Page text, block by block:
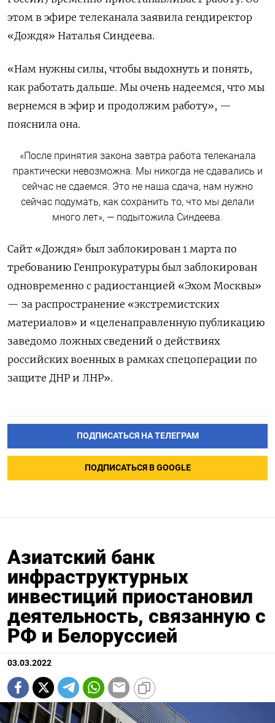
этом в эфире телеканала заявила гендиректор
«Дождя» Наталья Синдеева.
«Нам нужны силы, чтобы выдохнуть и понять,
как работать дальше. Мы очень надеемся, что мы
вернемся в эфир и продолжим работу», —
пояснила она.
«После принятия закона завтра работа телеканала
практически невозможна. Мы никогда не сдавались и
сейчас не сдаемся. Это не наша сдача, нам нужно
сейчас подумать, как сохранить то, что мы делали
много лет», — подытожила Синдеева.
Сайт «Дождя» был заблокирован 1 марта по
требованию Генпрокуратуры был заблокирован
одновременно с радиостанцией «Эхом Москвы»
— за распространение «экстремистских
материалов» и «целенаправленную публикацию
заведомо ложных сведений о действиях
российских военных в рамках спецоперации по
защите ДНР и ЛНР».
ПОДПИСАТЬСЯ НА ТЕЛЕГРАМ
ПОДПИСАТЬСЯ В GOOGLE
Азиатский банк
инфраструктурных
инвестиций приостановил
деятельность, связанную с
РФ и Белоруссией
03.03.2022